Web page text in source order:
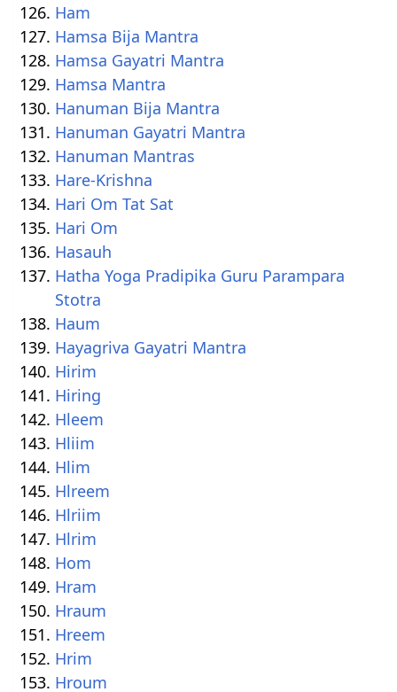
Ham
Hamsa Bija Mantra
Hamsa Gayatri Mantra
Hamsa Mantra
Hanuman Bija Mantra
Hanuman Gayatri Mantra
Hanuman Mantras
Hare-Krishna
Hari Om Tat Sat
Hari Om
Hasauh
Hatha Yoga Pradipika Guru Parampara
Stotra
Haum
Hayagriva Gayatri Mantra
Hirim
Hiring
Hleem
Hliim
Hlim
Hlreem
Hlriim
Hlrim
Hom
Hram
Hraum
Hreem
Hrim
Hroum